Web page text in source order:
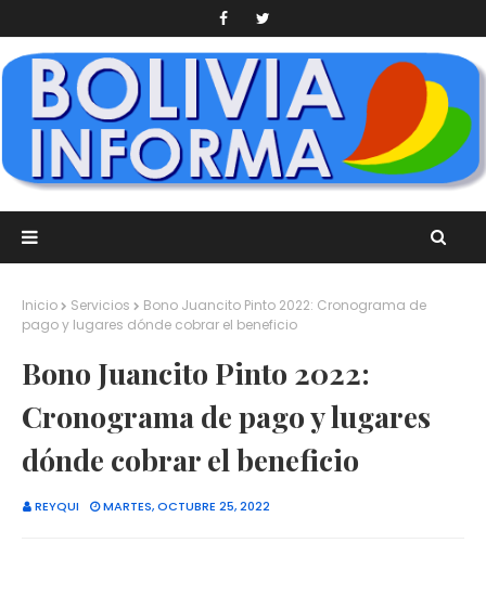
Inicio Servicios
Bono Juancito Pinto 2022: Cronograma de
pago y lugares dónde cobrar el beneficio
Bono Juancito Pinto 2022:
Cronograma de pago y lugares
dónde cobrar el beneficio
REYQUI MARTES, OCTUBRE 25, 2022